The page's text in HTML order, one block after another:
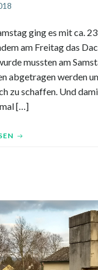
ging es mit ca.
am Freitag das
mussten am
abgetragen werden
zu schaffen. Und
[…]